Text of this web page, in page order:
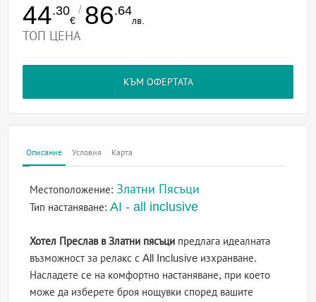
44.30
€
/ 86.64
лв.
ТОП ЦЕНА
КЪМ ОФЕРТАТА
Описание Условия Карта
Местоположение: Златни Пясъци
Тип настаняване:AI - all inclusive
Хотел Преслав в Златни пясъци предлага идеалната
възможност за релакс с All Inclusive изхранване.
Насладете се на комфортно настаняване, при което
може да изберете броя нощувки според вашите